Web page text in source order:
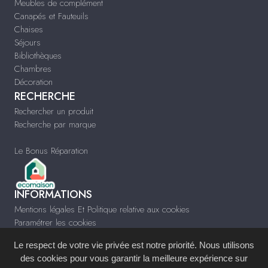
Meubles de complément
Canapés et Fauteuils
Chaises
Séjours
Bibliothèques
Chambres
Décoration
RECHERCHE
Rechercher un produit
Recherche par marque
Le Bonus Réparation
INFORMATIONS
Mentions légales Et Politique relative aux cookies
Paramétrer les cookies
www.meubles-pascal.fr
Le respect de votre vie privée est notre priorité. Nous utilisons
des cookies pour vous garantir la meilleure expérience sur